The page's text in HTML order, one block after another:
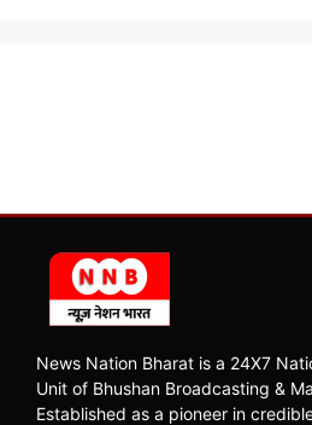
News Nation Bharat is a 24X7
Unit of Bhushan Broadcasting &
Established as a pioneer in